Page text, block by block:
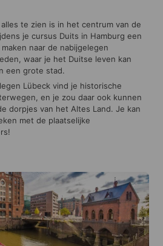
te zien is in het centrum van de
je cursus Duits in Hamburg een
naar de nabijgelegen
waar je het Duitse leven kan
een grote stad.
Lübeck vind je historische
en je zou daar ook kunnen
dorpjes van het Altes Land. Je kan
met de plaatselijke